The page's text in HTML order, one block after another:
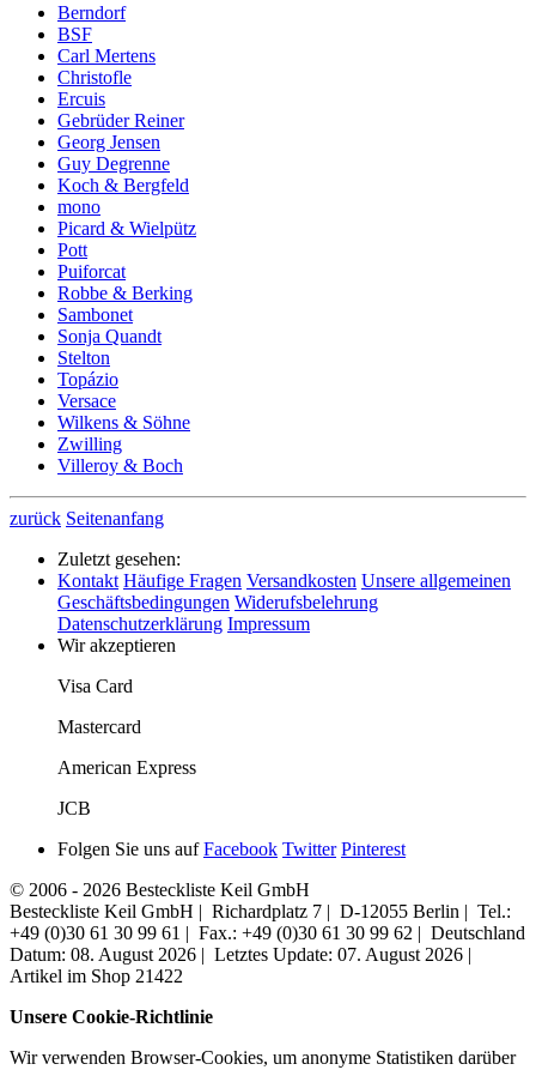
Berndorf
BSF
Carl Mertens
Christofle
Ercuis
Gebrüder Reiner
Georg Jensen
Guy Degrenne
Koch & Bergfeld
mono
Picard & Wielpütz
Pott
Puiforcat
Robbe & Berking
Sambonet
Sonja Quandt
Stelton
Topázio
Versace
Wilkens & Söhne
Zwilling
Villeroy & Boch
zurück Seitenanfang
Zuletzt gesehen:
Kontakt Häufige Fragen Versandkosten Unsere allgemeinen
Geschäftsbedingungen Widerufsbelehrung
Datenschutzerklärung Impressum
Wir akzeptieren
Visa Card
Mastercard
American Express
JCB
Folgen Sie uns aufFacebook Twitter Pinterest
© 2006 - 2026 Besteckliste Keil GmbH
Besteckliste Keil GmbH | Richardplatz 7 | D-12055 Berlin | Tel.:
+49 (0)30 61 30 99 61 | Fax.: +49 (0)30 61 30 99 62 | Deutschland
Datum: 08. August 2026 | Letztes Update: 07. August 2026 |
Artikel im Shop 21422
Unsere Cookie-Richtlinie
Wir verwenden Browser-Cookies, um anonyme Statistiken darüber